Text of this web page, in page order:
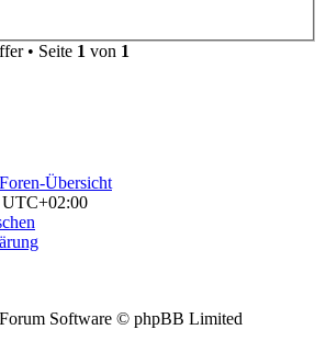
• Seite 1 von 1
Foren-Übersicht
UTC+02:00
Software © phpBB Limited